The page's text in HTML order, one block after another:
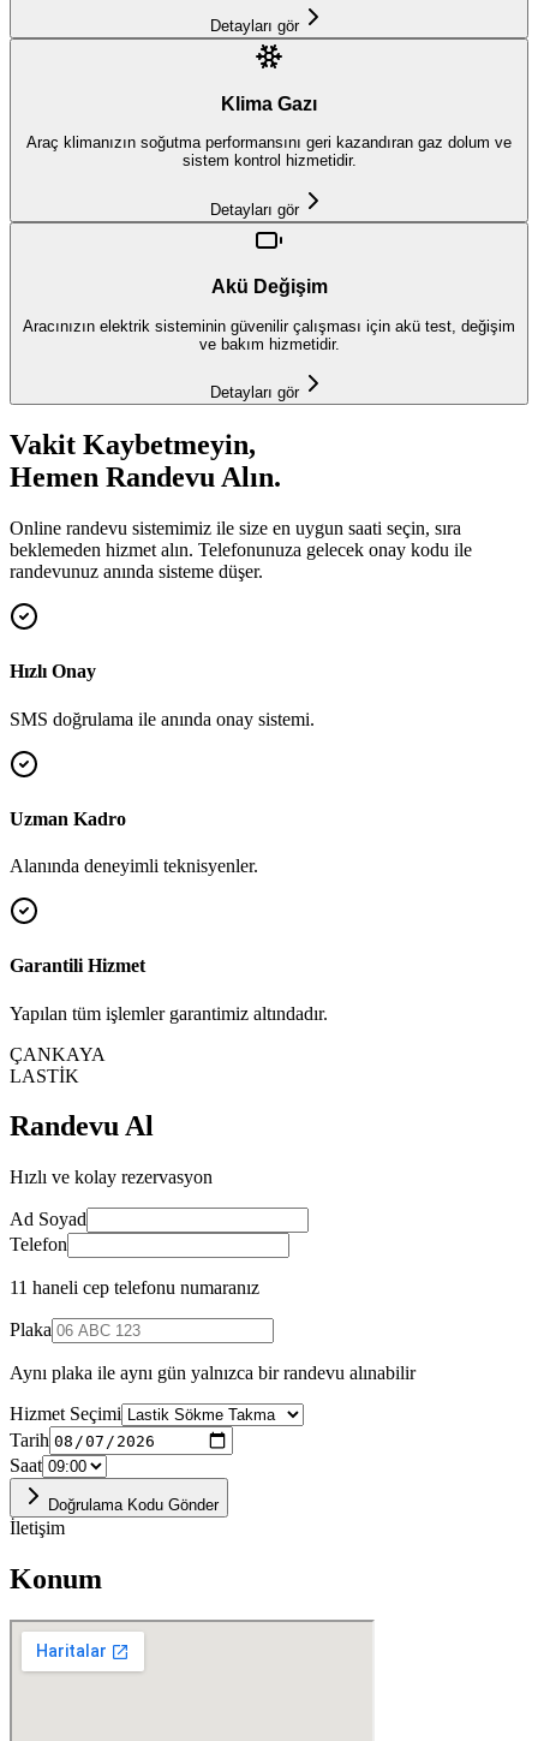
Detayları gör
Klima Gazı
Araç klimanızın soğutma performansını geri kazandıran gaz dolum ve
sistem kontrol hizmetidir.
Detayları gör
Akü Değişim
Aracınızın elektrik sisteminin güvenilir çalışması için akü test, değişim
ve bakım hizmetidir.
Detayları gör
Vakit Kaybetmeyin,
Hemen Randevu Alın.
Online randevu sistemimiz ile size en uygun saati seçin, sıra
beklemeden hizmet alın. Telefonunuza gelecek onay kodu ile
randevunuz anında sisteme düşer.
Hızlı Onay
SMS doğrulama ile anında onay sistemi.
Uzman Kadro
Alanında deneyimli teknisyenler.
Garantili Hizmet
Yapılan tüm işlemler garantimiz altındadır.
ÇANKAYA
LASTİK
Randevu Al
Hızlı ve kolay rezervasyon
Ad Soyad
Telefon
11 haneli cep telefonu numaranız
Plaka
Aynı plaka ile aynı gün yalnızca bir randevu alınabilir
Hizmet Seçimi
Tarih
Saat
Doğrulama Kodu Gönder
İletişim
Konum